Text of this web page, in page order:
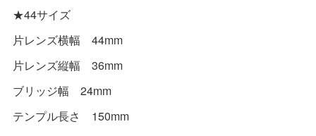
★44サイズ
片レンズ横幅 44mm
片レンズ縦幅 36mm
ブリッジ幅 24mm
テンプル長さ 150mm